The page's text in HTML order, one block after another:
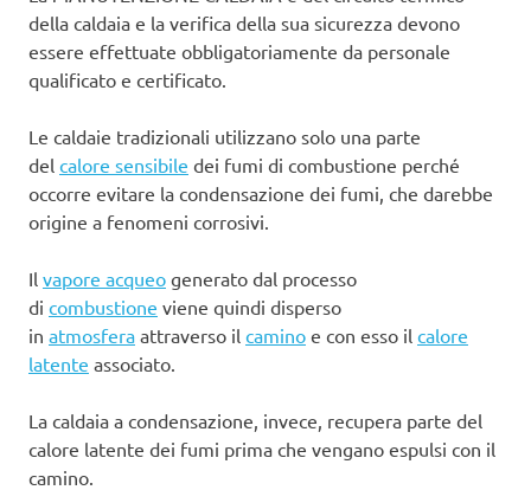
della caldaia e la verifica della sua sicurezza devono
essere effettuate obbligatoriamente da personale
qualificato e certificato.
Le caldaie tradizionali utilizzano solo una parte
del calore sensibile dei fumi di combustione perché
occorre evitare la condensazione dei fumi, che darebbe
origine a fenomeni corrosivi.
Il vapore acqueo generato dal processo
di combustione viene quindi disperso
in atmosfera attraverso il camino e con esso il calore
latente associato.
La caldaia a condensazione, invece, recupera parte del
calore latente dei fumi prima che vengano espulsi con il
camino.